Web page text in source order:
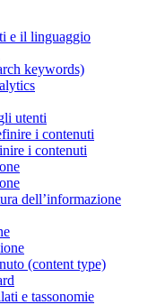
e il linguaggio
keywords)
utenti
i contenuti
i contenuti
dell’informazione
(content type)
e tassonomie